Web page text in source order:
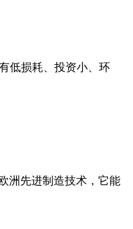
低损耗、投资小、环
洲先进制造技术，它能